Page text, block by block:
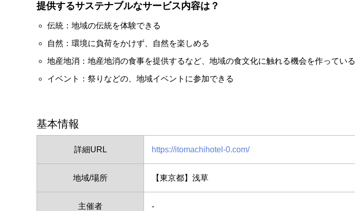
提供するサステナブルなサービス内容は？
伝統：地域の伝統を体験できる
自然：環境に負荷をかけず、自然を楽しめる
地産地消：地産地消の食事を提供するなど、地域の食文化に触れる機会を作っている
イベント：祭りなどの、地域イベントに参加できる
基本情報
詳細URL https://itomachihotel-0.com/
地域/場所 【東京都】浅草
主催者 -